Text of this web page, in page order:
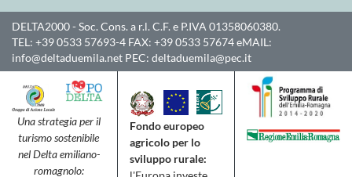
DELTA2000- Soc. Cons. a r.l. C.F. e P.IVA 01358060380.
TEL: +39 0533 57693-4 FAX: +39 0533 57674eMAIL:
info@deltaduemila.net PEC: deltaduemila@pec.it
Una strategia per il
turismo sostenibile
nel Delta emiliano-
romagnolo:
Fondo europeo
agricolo per lo
sviluppo rurale: